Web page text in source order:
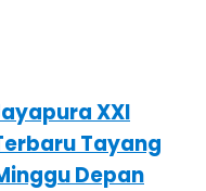
XXI
Tayang
Depan